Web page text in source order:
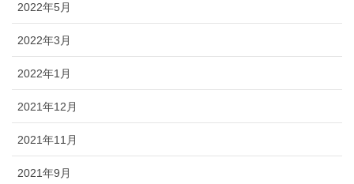
2022年5月
2022年3月
2022年1月
2021年12月
2021年11月
2021年9月